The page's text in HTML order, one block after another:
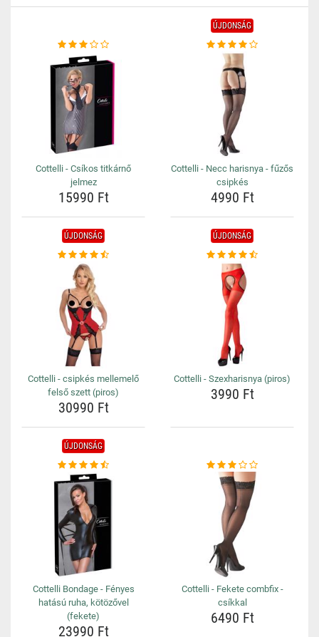
Cottelli - Csíkos titkárnő
jelmez
15990 Ft
ÚJDONSÁG
Cottelli - Necc harisnya - fűzős
csipkés
4990 Ft
ÚJDONSÁG
Cottelli - csipkés mellemelő
felső szett (piros)
30990 Ft
ÚJDONSÁG
Cottelli - Szexharisnya (piros)
3990 Ft
ÚJDONSÁG
Cottelli Bondage - Fényes
hatású ruha, kötözővel
(fekete)
23990 Ft
Cottelli - Fekete combfix -
csíkkal
6490 Ft